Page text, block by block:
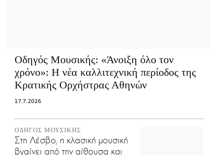
Οδηγός Μουσικής: «Άνοιξη όλο τον
χρόνο»: Η νέα καλλιτεχνική περίοδος της
Κρατικής Ορχήστρας Αθηνών
17.7.2026
ΟΔΗΓΟΣ ΜΟΥΣΙΚΗΣ
Στη Λέσβο, η κλασική μουσική
βγαίνει από την αίθουσα και